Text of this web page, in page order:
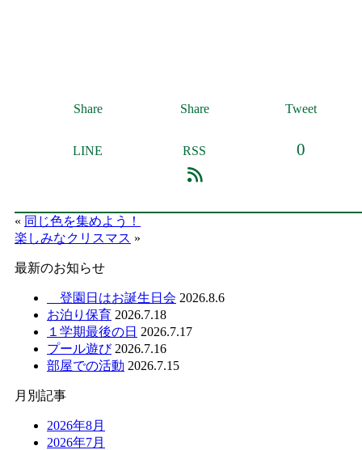
Share Share Tweet
LINE RSS 0
« 同じ色を集めよう！
楽しみなクリスマス »
最新のお知らせ
登園日はお誕生日会 2026.8.6
お泊り保育 2026.7.18
１学期最後の日 2026.7.17
プール遊び 2026.7.16
部屋での活動 2026.7.15
月別記事
2026年8月
2026年7月